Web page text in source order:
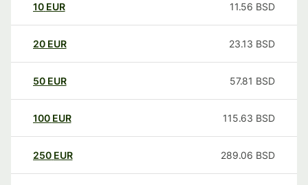
10 EUR 11.56 BSD
20 EUR 23.13 BSD
50 EUR 57.81 BSD
100 EUR 115.63 BSD
250 EUR 289.06 BSD